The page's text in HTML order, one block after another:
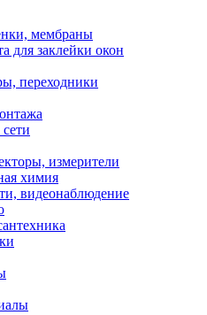
мембраны
для заклейки окон
переходники
измерители
химия
видеонаблюдение